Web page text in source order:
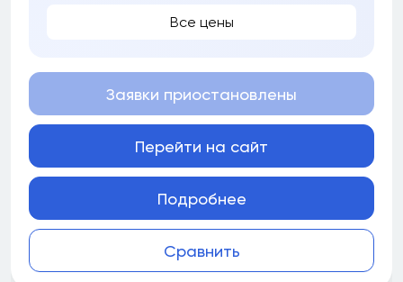
Все цены
Сравнить
Заявки приостановлены
Перейти на сайт
Подробнее